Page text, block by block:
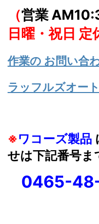
（営業
日曜・祝日 定
作業の お問い合
ラッフルズオー
※ワコーズ製品
せは下記番号ま
0465-